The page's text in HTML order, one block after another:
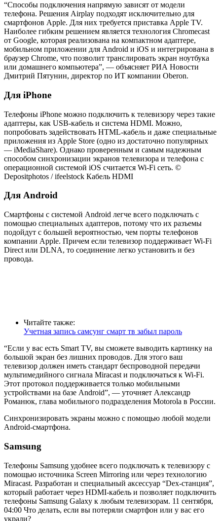
“Способы подключения напрямую зависят от модели
телефона. Решения Airplay подходят исключительно для
смартфонов Apple. Для них требуется приставка Apple TV.
Наиболее гибким решением является технология Chromecast
от Google, которая реализована на компактном адаптере,
мобильном приложении для Android и iOS и интегрирована в
браузер Chrome, что позволит транслировать экран ноутбука
или домашнего компьютера”, — объясняет РИА Новости
Дмитрий Пятунин, директор по ИТ компании Oberon.
Для iPhone
Телефоны iPhone можно подключить к телевизору через такие
адаптеры, как USB-кабель и система HDMI. Можно,
попробовать задействовать HTML-кабель и даже специальные
приложения из Apple Store (одно из достаточно популярных
— iMediaShare). Однако проверенным и самым надежным
способом синхронизации экранов телевизора и телефона с
операционной системой iOS считается Wi-Fi сеть. ©
Depositphotos / ifeelstock Кабель HDMI
Для Android
Смартфоны с системой Android легче всего подключать с
помощью специальных адаптеров, потому что их разъемы
подойдут с большей вероятностью, чем порты телефонов
компании Apple. Причем если телевизор поддерживает Wi-Fi
Direct или DLNA, то соединение легко установить и без
провода.
Читайте также:
Учетная запись самсунг смарт тв забыл пароль
“Если у вас есть Smart TV, вы сможете выводить картинку на
большой экран без лишних проводов. Для этого ваш
телевизор должен иметь стандарт беспроводной передачи
мультимедийного сигнала Miracast и подключаться к Wi-Fi.
Этот протокол поддерживается только мобильными
устройствами на базе Android”, — уточняет Александр
Романюк, глава мобильного подразделения Motorola в России.
Синхронизировать экраны можно с помощью любой модели
Android-смартфона.
Samsung
Телефоны Samsung удобнее всего подключать к телевизору с
помощью источника Screen Mirroring или через технологию
Miracast. Разработан и специальный аксессуар “Dex-станция”,
который работает через HDMI-кабель и позволяет подключить
телефоны Samsung Galaxy к любым телевизорам. 11 сентября,
04:00 Что делать, если вы потеряли смартфон или у вас его
украли?